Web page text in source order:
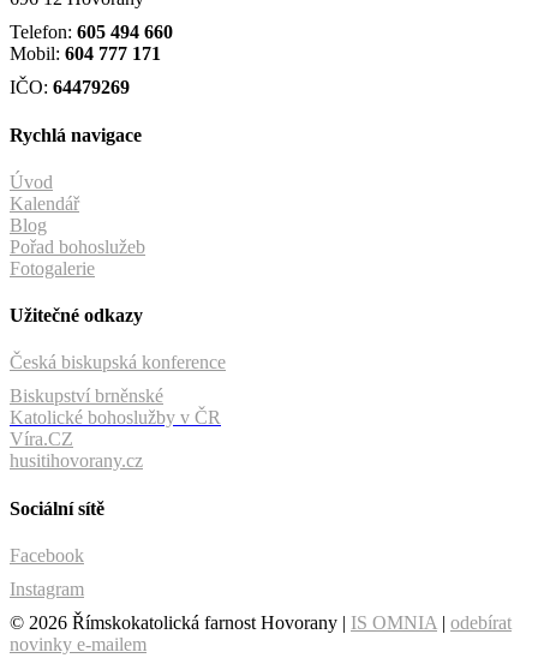
Telefon: 605 494 660
Mobil: 604 777 171
IČO: 64479269
Rychlá navigace
Úvod
Kalendář
Blog
Pořad bohoslužeb
Fotogalerie
Užitečné odkazy
Česká biskupská konference
Biskupství brněnské
Katolické bohoslužby v ČR
Víra.CZ
husitihovorany.cz
Sociální sítě
Facebook
Instagram
© 2026 Římskokatolická farnost Hovorany | IS OMNIA | odebírat
novinky e-mailem